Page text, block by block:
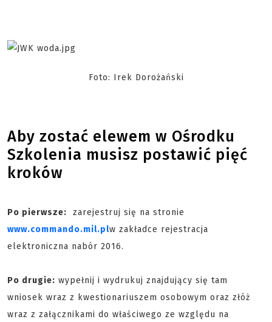
Foto: Irek Dorożański
Aby zostać elewem w Ośrodku
Szkolenia musisz postawić pięć
kroków
Po pierwsze: zarejestruj się na stronie
www.commando.mil.plw zakładce rejestracja
elektroniczna nabór 2016.
Po drugie: wypełnij i wydrukuj znajdujący się tam
wniosek wraz z kwestionariuszem osobowym oraz złóż
wraz z załącznikami do właściwego ze względu na